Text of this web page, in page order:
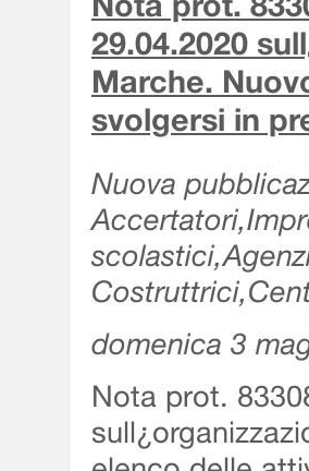
29.04.2020
Marche.
svolgersi in
Nuova
domenica 3
Nota prot.